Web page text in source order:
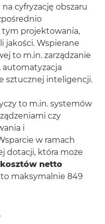
cyfryzację obszaru
tym projektowania,
jakości. Wspierane
to m.in. zarządzanie
automatyzacja
sztucznej inteligencji.
to m.in. systemów
czy
i
w ramach
dotacji, która może
netto
maksymalnie 849